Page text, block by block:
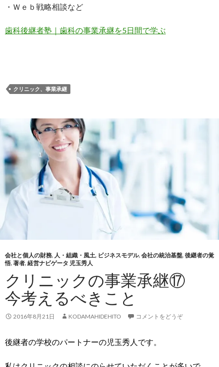
・Ｗｅｂ戦略相談など
歯科後継者塾｜歯科の事業承継を5日間で学ぶ
クリニック、事業承継
会社と個人の財務, 人・組織・風土, ビジネスモデル, 会社の統治基盤, 後継者の覚
悟, 著者, 経営ナビゲータ 児玉秀人
クリニックの事業承継⑰
今考えるべきこと
2016年8月21日 KODAMAHIDEHITO コメントをどうぞ
後継者の学校のパートナーの児玉秀人です。